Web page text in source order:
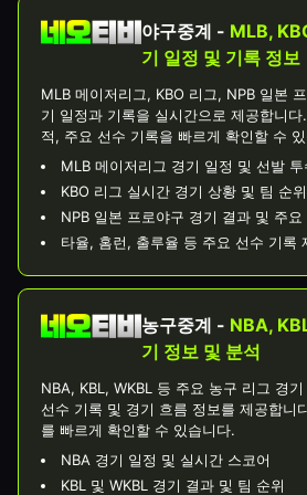
야구중계 - MLB,
기 일정 및 기록 정보
MLB 메이저리그, KBO 리그, NPB 일본
기 일정과 기록을 실시간으로 제공합니
적, 주요 선수 기록을 빠르게 확인할 수
MLB 메이저리그 경기 일정 및 선발 투
KBO 리그 실시간 경기 상황 및 팀 순위
NPB 일본 프로야구 경기 결과 및 주요
타율, 홈런, 출루율 등 주요 선수 기록
농구중계 - NBA,
기 정보 및 분석
NBA, KBL, WKBL 등 주요 농구 리그 경
선수 기록 및 경기 흐름 정보를 제공합니
를 빠르게 확인할 수 있습니다.
NBA 경기 일정 및 실시간 스코어
KBL 및 WKBL 경기 결과 및 팀 순위